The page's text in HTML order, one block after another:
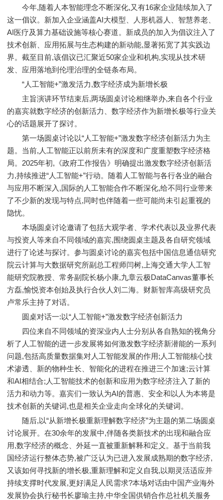
今年,随着人本智能理念不断深化,又有16家企业陆续加入了
这一倡议。新加入企业涵盖AI大模型、人形机器人、智慧养老、
AI医疗及算力基础设施等核心赛道。新成员的加入为倡议注入了
技术创新、应用拓展与生态构建的新动能,显著拓宽了其实践边
界。截至目前,该倡议已汇聚近50家企业和机构,实现从技术研
发、应用落地到伦理治理的全链条布局。
“人工智能+”激发活力,数字经济成为新增长极
主旨演讲环节结束后,两场圆桌讨论相继举办,来自各个行业
的嘉宾就数字经济的创新活力、数字经济作为新增长极等行业关
心的话题展开了探讨。
第一场圆桌讨论以“人工智能+”激发数字经济创新活力为主
题。当前,人工智能正以前所未有的深度和广度重塑数字经济格
局。2025年初,《政府工作报告》明确提出激发数字经济创新活
力,持续推进“人工智能+”行动。随着人工智能与各行各业的融合
与应用不断深入,国际的人工智能合作不断深化,给不同行业带来
了不少新的发现与特点,同时也伴随着一些可能尚未引起重视的
隐忧。
本场圆桌讨论邀请了包括大观学者、学术代表以及业界代表
与投资人等来自不同领域的嘉宾,围绕圆桌主题及各自研究领域
进行了论述与探讨。参与圆桌讨论的嘉宾包括中国信息通信研究
院云计算与大数据研究所副总工程师闫树,上海交通大学人工智
能研究院教授、常务副院长杨小康,九章云极DataCanvas董事长
方磊,愉悦资本创始及执行合伙人刘二海。财新智库高级研究员
卢常乐主持了对话。
圆桌对话一:以“人工智能+”激发数字经济创新活力
四位来自不同领域的资深业内人士分别从各自熟知的视角分
析了人工智能的进一步发展将如何激发数字经济新潜能的一系列
问题,包括高质量数据集对人工智能发展的作用;人工智能核心技
术渗透、新的物种生长、智能化的进程在推进三个加速;云计算
和AI相结合;人工智能技术的创新和应用为数字经济注入了新的
活力和动力等。嘉宾们一致认为AI的普惠、安全和以人为本将是
技术创新的关键词,也是相关企业走向全球化的关键词。
随后,以“从新增长极重新理解数字经济”为主题的第二场圆桌
讨论展开。在30余年的发展中,伴随各类新技术的出现和融合应
用,数字经济的概念、外延一直被重新解释和定义。基于当前我
国经济运行整体态势,被广泛认为已进入发展成熟期的数字经济,
又该如何寻找新的增长极,重新理解和定义自我,以期灵活适应并
持续支撑时代发展,更好满足人民需求?本场对话由中国产业海外
发展协会执行秘书长廖瑜主持,中华全国供销合作总社机关服务